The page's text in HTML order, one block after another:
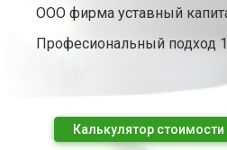
ООО фирма уставный
Професиональный подход
Калькулятор стоимости